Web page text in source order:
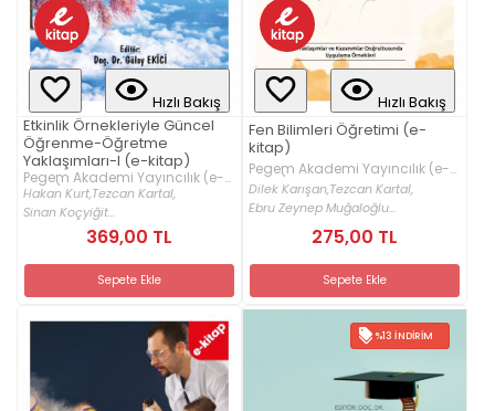
Hızlı Bakış
Etkinlik Örnekleriyle Güncel
Öğrenme-Öğretme
Yaklaşımları-I (e-kitap)
Pegem Akademi Yayıncılık (e-
kitap)
Hakan Kurt,Tezcan Kartal,
Sinan Koçyiğit...
369,00 TL
Sepete Ekle
Hızlı Bakış
Fen Bilimleri Öğretimi (e-
kitap)
Pegem Akademi Yayıncılık (e-
kitap)
Dilek Karışan,Tezcan Kartal,
Ebru Zeynep Muğaloğlu...
275,00 TL
Sepete Ekle
%13 İNDIRIM